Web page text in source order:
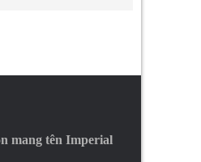
mang tên Imperial